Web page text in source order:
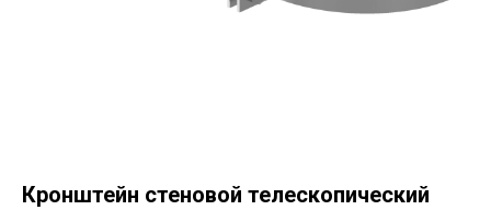
Кронштейн стеновой телескопический